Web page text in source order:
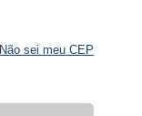
Não sei meu CEP